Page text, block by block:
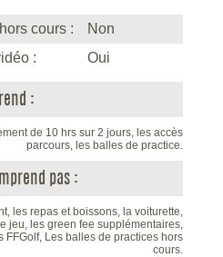
cours :
Non
:
Oui
:
de 10 hrs sur 2 jours, les accès
parcours, les balles de practice.
pas :
les repas et boissons, la voiturette,
jeu, les green fee supplémentaires,
FFGolf, Les balles de practices hors
cours.